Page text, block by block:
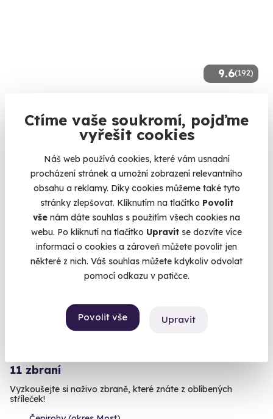
Ctíme vaše soukromí, pojďme
vyřešit cookies
Náš web používá cookies, které vám usnadní
procházení stránek a umožní zobrazení relevantního
obsahu a reklamy. Díky cookies můžeme také tyto
stránky zlepšovat. Kliknutím na tlačítko Povolit
vše nám dáte souhlas s použitím všech cookies na
webu. Po kliknutí na tlačítko Upravit se dozvíte více
informací o cookies a zároveň můžete povolit jen
některé z nich. Váš souhlas můžete kdykoliv odvolat
pomocí odkazu v patičce.
Povolit vše Upravit
9.6(192)
Milovníci piva, ukažte se! ;)
5 790 Kč
Volný termín už 14. 08. 2026
11 zbraní
Vyzkoušejte si naživo zbraně, které znáte z oblíbených
stříleček!